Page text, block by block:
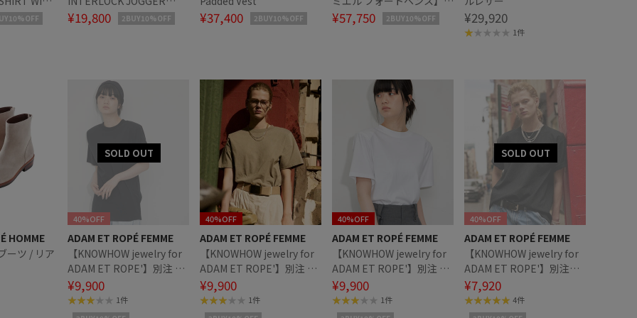
PANTS WITH PARIS MAP
¥19,800 2BUY10%OFF ¥37,400 2BUY10%OFF
TRACK JACKET (PIPIING)
¥57,750 2BUY10%OFF ¥29,920
1件
HOMME
ーツ / リア
40%OFF
ADAM ET ROPÉ FEMME
【KNOWHOW jewelry for
ADAM ET ROPE'】別注 肩
パッドTシャツ
¥9,900
1件
40%OFF
ADAM ET ROPÉ FEMME
【KNOWHOW jewelry for
ADAM ET ROPE'】別注 肩
パッドTシャツ
¥9,900
1件
40%OFF
ADAM ET ROPÉ FEMME
【KNOWHOW jewelry for
ADAM ET ROPE'】別注 肩
パッドTシャツ
¥9,900
1件
40%OFF
ADAM ET ROPÉ FEMME
【KNOWHOW jewelry for
ADAM ET ROPE'】別注
LOGO刺繍Tシャツ
¥7,920
4件